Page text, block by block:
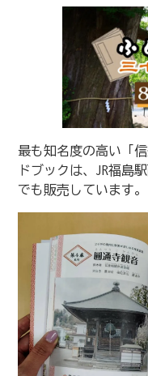
最も知名度の高い「
ドブックは、JR福島
でも販売しています。